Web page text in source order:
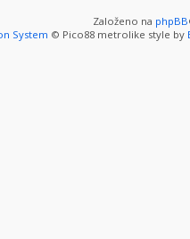
Založeno na phpBB
System © Pico88 metrolike style by